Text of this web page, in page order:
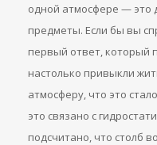
одной атмосфере — это
предметы. Если бы вы
первый ответ, который
настолько привыкли
атмосферу, что это
это связано с
подсчитано, что столб